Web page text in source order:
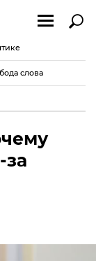
слова